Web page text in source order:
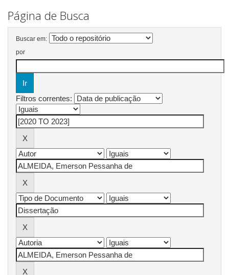
Página de Busca
Buscar em:
por
Filtros correntes: